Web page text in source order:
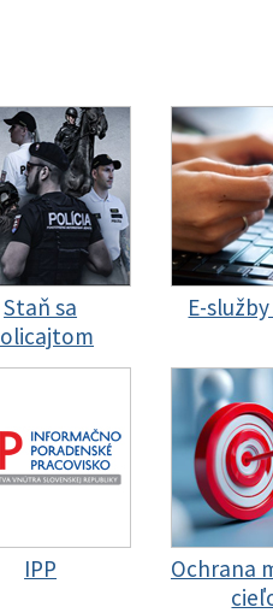
Staň sa
E-služby
IPP
Ochrana